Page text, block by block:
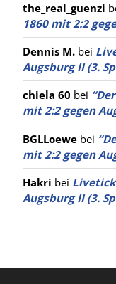
the_real_guenzi
1860 mit 2:2
Dennis M. bei
Augsburg II (3.
chiela 60 bei
mit 2:2 gegen
BGLLoewe bei
mit 2:2 gegen
Hakri bei
Augsburg II (3.